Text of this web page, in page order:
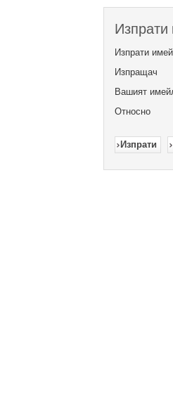
Изпрати
Изпрати
Изпращач
Вашият
Относно
Изпрати